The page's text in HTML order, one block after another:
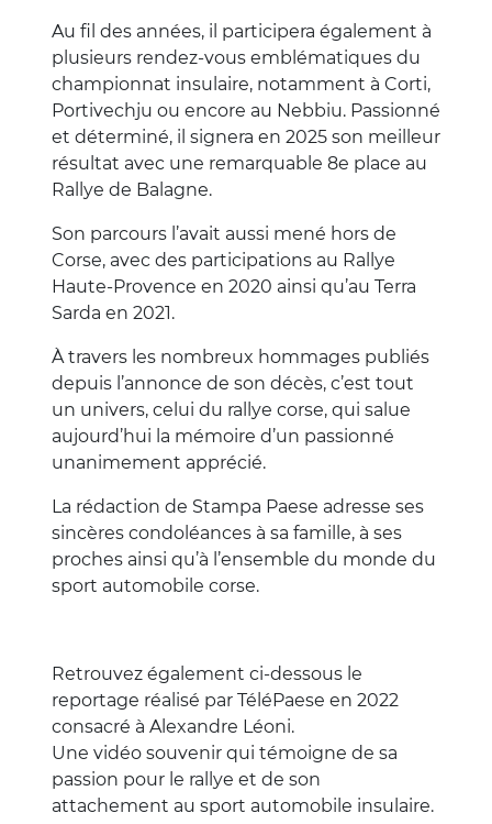
Au fil des années, il participera également à
plusieurs rendez-vous emblématiques du
championnat insulaire, notamment à Corti,
Portivechju ou encore au Nebbiu. Passionné
et déterminé, il signera en 2025 son meilleur
résultat avec une remarquable 8e place au
Rallye de Balagne.
Son parcours l’avait aussi mené hors de
Corse, avec des participations au Rallye
Haute-Provence en 2020 ainsi qu’au Terra
Sarda en 2021.
À travers les nombreux hommages publiés
depuis l’annonce de son décès, c’est tout
un univers, celui du rallye corse, qui salue
aujourd’hui la mémoire d’un passionné
unanimement apprécié.
La rédaction de Stampa Paese adresse ses
sincères condoléances à sa famille, à ses
proches ainsi qu’à l’ensemble du monde du
sport automobile corse.
Retrouvez également ci-dessous le
reportage réalisé par TéléPaese en 2022
consacré à Alexandre Léoni.
Une vidéo souvenir qui témoigne de sa
passion pour le rallye et de son
attachement au sport automobile insulaire.